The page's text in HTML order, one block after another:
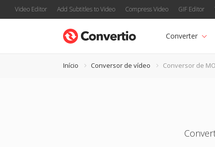
Video Editor Add Subtitles to Video Compress Video GIF Editor
Converter
Início Conversor de vídeo Conversor de